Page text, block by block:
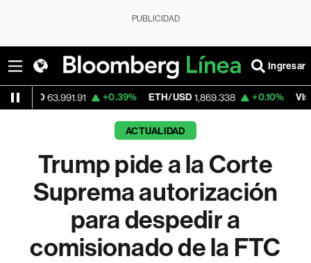
PUBLICIDAD
Ingresar
+0.39% ETH/USD 1,869.338 +0.10% Visa 365.67
ACTUALIDAD
Trump pide a la Corte
Suprema autorización
para despedir a
comisionado de la FTC